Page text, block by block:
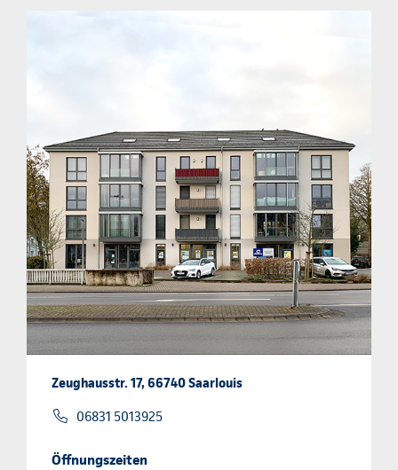
Zeughausstr. 17, 66740 Saarlouis
06831 5013925
Öffnungszeiten